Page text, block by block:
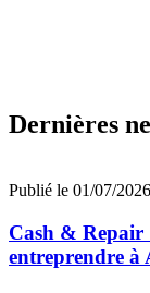
Dernières
Publié le 01/07/2026
Cash & Repair
entreprendre à